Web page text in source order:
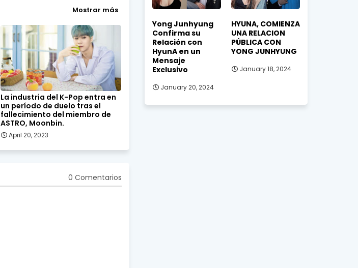
Mostrar más
La industria del K-Pop entra en
un período de duelo tras el
fallecimiento del miembro de
ASTRO, Moonbin.
April 20, 2023
0 Comentarios
Yong Junhyung
Confirma su
Relación con
HyunA en un
Mensaje
Exclusivo
January 20, 2024
HYUNA, COMIENZA
UNA RELACION
PÚBLICA CON
YONG JUNHYUNG
January 18, 2024